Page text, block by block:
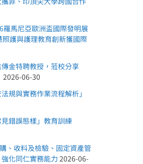
馬尼亞歐洲盃國際發明展
護與護理教育創新獲國際
傳金特聘教授，蒞校分享
2026-06-30
規與實務作業流程解析」
錯誤態樣」教育訓練
、收料及檢驗、固定資產管
化同仁實務能力2026-06-